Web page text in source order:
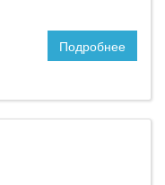
Подробнее